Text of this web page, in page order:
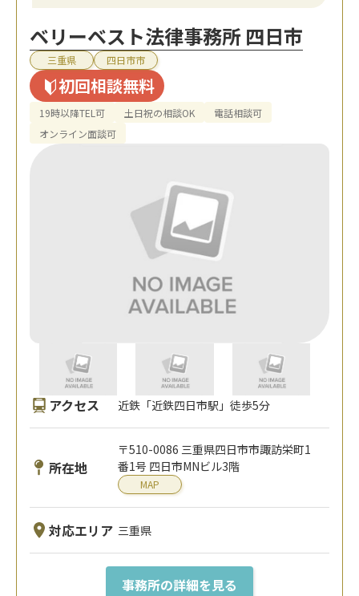
ベリーベスト法律事務所 四日市
三重県 四日市市
初回相談無料
19時以降TEL可 土日祝の相談OK
電話相談可
オンライン面談可
アクセス 近鉄「近鉄四日市駅」徒歩5分
所在地
〒510-0086 三重県四日市市諏訪栄町1
番1号 四日市MNビル3階
MAP
対応エリア 三重県
事務所の詳細を見る